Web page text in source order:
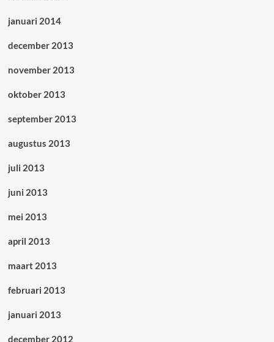
januari 2014
december 2013
november 2013
oktober 2013
september 2013
augustus 2013
juli 2013
juni 2013
mei 2013
april 2013
maart 2013
februari 2013
januari 2013
december 2012